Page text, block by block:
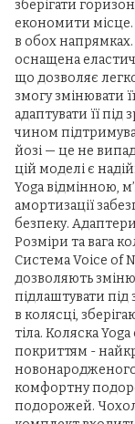
зберігати
економити місце.
в обох напрямках.
оснащена
що дозволяє
змогу змінювати
адаптувати її під
чином
йозі — це не
цій моделі є
Yoga відмінною,
амортизації
безпеку.
Розміри та вага
Система Voice of
дозволяють
підлаштувати
в колясці,
тіла. Коляска
покриттям -
комфортну
подорожей.